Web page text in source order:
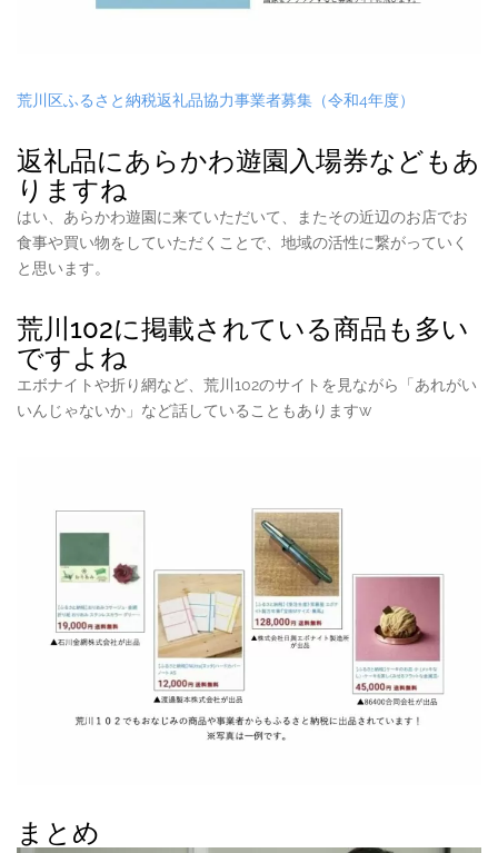
荒川区ふるさと納税返礼品協力事業者募集（令和4年度）
返礼品にあらかわ遊園入場券などもあ
りますね
はい、あらかわ遊園に来ていただいて、またその近辺のお店でお
食事や買い物をしていただくことで、地域の活性に繋がっていく
と思います。
荒川102に掲載されている商品も多い
ですよね
エボナイトや折り網など、荒川102のサイトを見ながら「あれがい
いんじゃないか」など話していることもありますw
まとめ